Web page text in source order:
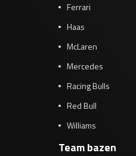
Ferrari
Haas
McLaren
Mercedes
Racing Bulls
Red Bull
Williams
Team bazen